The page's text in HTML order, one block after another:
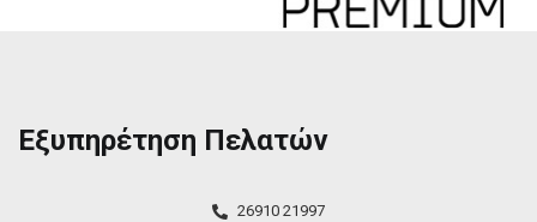
Εξυπηρέτηση Πελατών
26910 21997